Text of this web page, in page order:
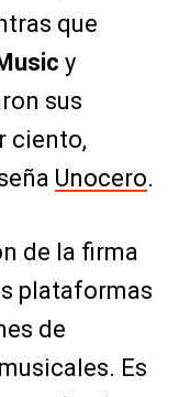
que
y
sus
ciento,
Unocero.
de la firma
plataformas
de
Es